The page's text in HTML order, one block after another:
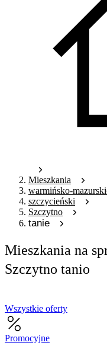
Mieszkania
warmińsko-
szczycieński
Szczytno
tanie
Mieszkania na
Szczytno tanio
Wszystkie oferty
Promocyjne